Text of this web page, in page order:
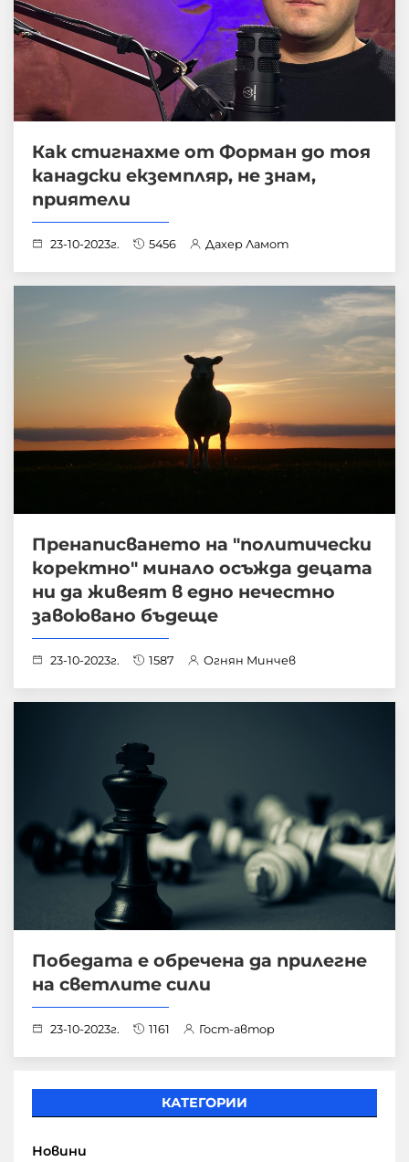
Как стигнахме от Форман до тоя
канадски екземпляр, не знам,
приятели
23-10-2023г. 5456 Дахер Ламот
Пренаписването на "политически
коректно" минало осъжда децата
ни да живеят в едно нечестно
завоювано бъдеще
23-10-2023г. 1587 Огнян Минчев
Победата е обречена да прилегне
на светлите сили
23-10-2023г. 1161 Гост-автор
КАТЕГОРИИ
Новини